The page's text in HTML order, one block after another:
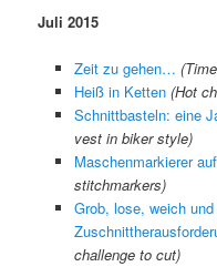
Juli 2015
Zeit zu gehen…
Heiß in Ketten (Hot
Schnittbasteln: eine
vest in biker style)
Maschenmarkierer
stitchmarkers)
Grob, lose, weich
challenge to cut)